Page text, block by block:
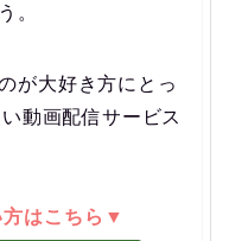
。
が大好き方にとっ
動画配信サービス
はこちら▼